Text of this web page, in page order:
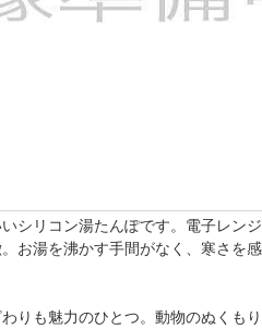
シリコン湯たんぽです。電子レンジ
お湯を沸かす手間がなく、寒さを感
りも魅力のひとつ。動物のぬくもり